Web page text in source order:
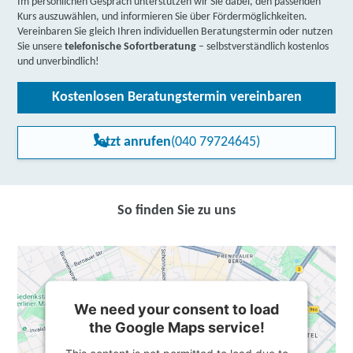
Kurs auszuwählen, und informieren Sie über Fördermöglichkeiten.
Vereinbaren Sie gleich Ihren individuellen Beratungstermin oder nutzen
Sie unseretelefonische Sofortberatung – selbstverständlich kostenlos
und unverbindlich!
Kostenlosen Beratungstermin vereinbaren
Jetzt anrufen(040 79724645)
So finden Sie zu uns
We need your consent to load
the Google Maps service!